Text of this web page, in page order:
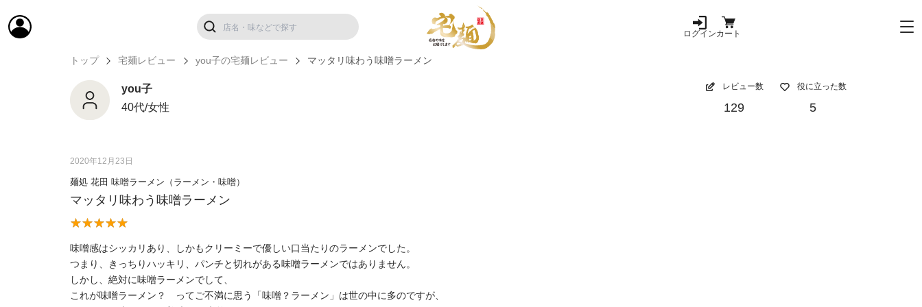
ログインカート
トップ 宅麺レビュー you子の宅麺レビュー マッタリ味わう味噌ラーメン
you子
40代/女性
レビュー数
129
役に立った数
5
2020年12月23日
麺処 花田 味噌ラーメン（ラーメン・味噌）
マッタリ味わう味噌ラーメン
味噌感はシッカリあり、しかもクリーミーで優しい口当たりのラーメンでした。
つまり、きっちりハッキリ、パンチと切れがある味噌ラーメンではありません。
しかし、絶対に味噌ラーメンでして、
これが味噌ラーメン？ ってご不満に思う「味噌？ラーメン」は世の中に多のですが、